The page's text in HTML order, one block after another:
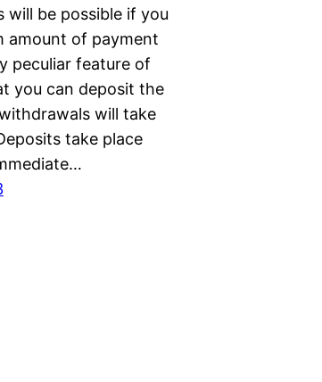
will be possible if you
amount of payment
peculiar feature of
you can deposit the
will take
take place